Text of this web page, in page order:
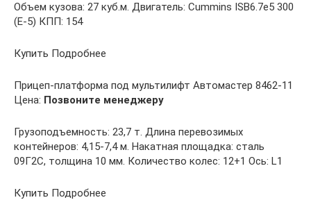
Объем кузова: 27 куб.м. Двигатель: Cummins ISB6.7e5 300
(Е-5) КПП: 154
Купить Подробнее
Прицеп-платформа под мультилифт Автомастер 8462-11
Цена: Позвоните менеджеру
Грузоподъемность: 23,7 т. Длина перевозимых
контейнеров: 4,15-7,4 м. Накатная площадка: сталь
09Г2С, толщина 10 мм. Количество колес: 12+1 Ось: L1
Купить Подробнее